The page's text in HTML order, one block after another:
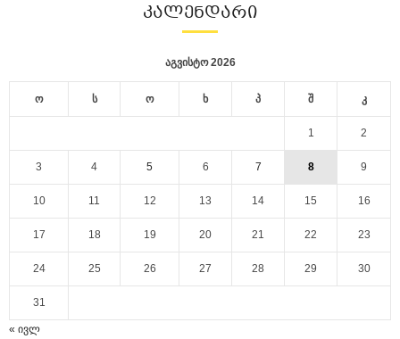
ᲙᲐᲚᲔᲜᲓᲐᲠᲘ
აგვისტო 2026
ო ს ო ხ პ შ კ
1 2
3 4 5 6 7 8 9
10 11 12 13 14 15 16
17 18 19 20 21 22 23
24 25 26 27 28 29 30
31
« ივლ